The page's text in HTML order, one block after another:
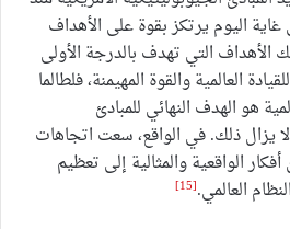
اليوم يرتكز بقوة على الأهداف
الأهداف التي تهدف بالدرجة الأولى
العالمية والقوة المهيمنة، فلطالما
هو الهدف النهائي للمبادئ
لا يزال ذلك. في الواقع، سعت اتجاهات
الواقعية والمثالية إلى تعظيم
العالمي.[15]